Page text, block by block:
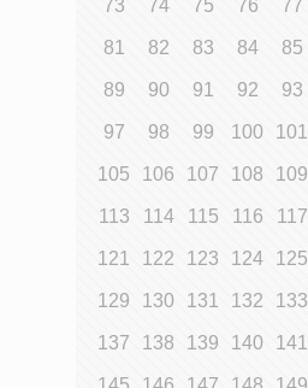
73 74 75 76 77
81 82 83 84 85
89 90 91 92 93
97 98 99 100 101
105 106 107 108 109
113 114 115 116 117
121 122 123 124 125
129 130 131 132 133
137 138 139 140 141